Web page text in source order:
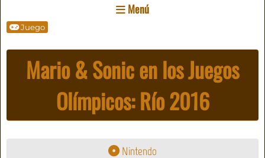
Menú
Juego
Mario & Sonic en los Juegos
Olímpicos: Río 2016
Nintendo